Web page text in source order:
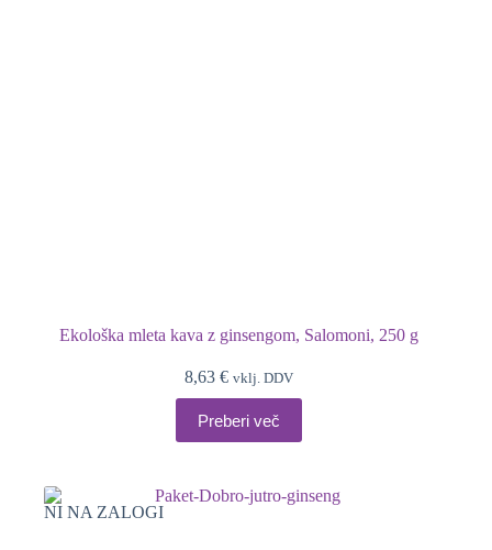
Ekološka mleta kava z ginsengom, Salomoni, 250 g
8,63 € vklj. DDV
Preberi več
NI NA ZALOGI